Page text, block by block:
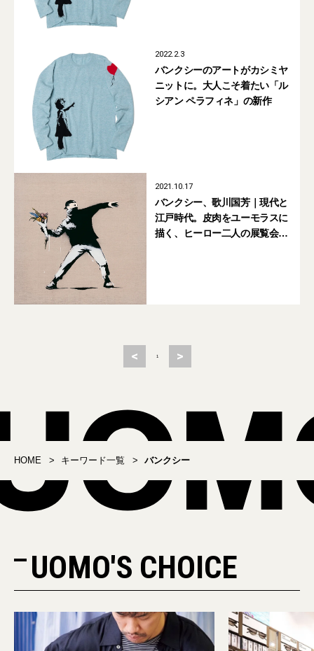
2022.2.3
バンクシーのアートがカシミヤ
ニットに。大人こそ着たい「ル
シアン ペラフィネ」の新作
2021.10.17
バンクシー、歌川国芳｜現代と
江戸時代。皮肉をユーモラスに
描く、ヒーロー二人の展覧会
< 1 >
HOME キーワード一覧 バンクシー
UOMO'S CHOICE